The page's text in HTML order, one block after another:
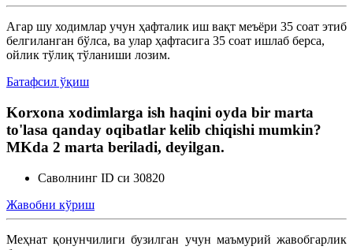
Агар шу ходимлар учун ҳафталик иш вақт меъёри 35 соат этиб
белгиланган бўлса, ва улар ҳафтасига 35 соат ишлаб берса,
ойлик тўлиқ тўланиши лозим.
Батафсил ўқиш
Korxona xodimlarga ish haqini oyda bir marta
to'lasa qanday oqibatlar kelib chiqishi mumkin?
MKda 2 marta beriladi, deyilgan.
Саволнинг ID си 30820
Жавобни кўриш
Меҳнат қонунчилиги бузилган учун маъмурий жавобгарлик